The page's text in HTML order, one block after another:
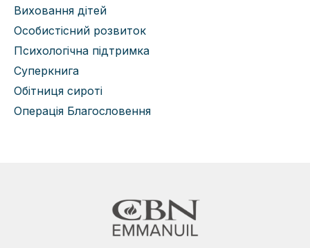
Виховання дітей
Особистісний розвиток
Психологічна підтримка
Суперкнига
Обітниця сироті
Операція Благословення